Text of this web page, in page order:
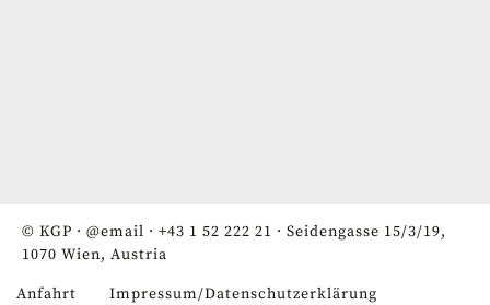
© KGP · @email · +43 1 52 222 21 · Seidengasse 15/3/19,
1070 Wien, Austria
Anfahrt Impressum/Datenschutzerklärung